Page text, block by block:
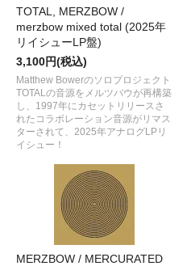
TOTAL, MERZBOW /
merzbow mixed total (2025年
リイシューLP盤)
3,100円(税込)
Matthew Bowerのソロプロジェクト
TOTALの音源をメルツバウが再構築
し、1997年にカセットリリースさ
れたコラボレーション音源がリマス
ターされて、2025年アナログLPリ
イシュー！
MERZBOW / MERCURATED